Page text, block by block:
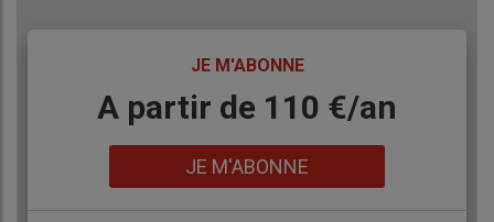
JE M'ABONNE
BodyA partir de 110 €/an
JE M'ABONNE